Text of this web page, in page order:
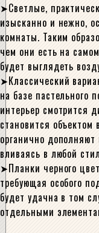
Светлые,
изысканно и нежно,
комнаты. Таким
чем они есть на
будет выглядеть
Классический
на базе пастельного
интерьер смотрится
становится
органично
вливаясь в любой
Планки черного
требующая особого
будет удачна в том
отдельными